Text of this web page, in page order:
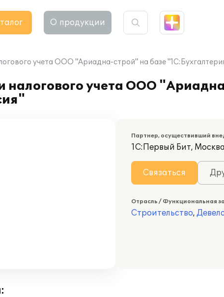
О продукции
учета ООО "Ариадна-строй" на базе
налогового учета ООО
Партнер, осуществивший
1С:Первый Бит,
Связаться
Отрасль / Функциональная
Строительство,